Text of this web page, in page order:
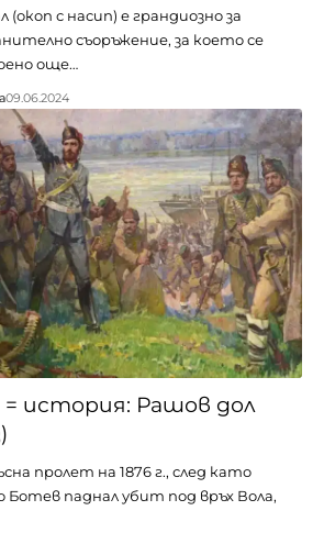
с насип) е грандиозно за
съоръжение, за което се
още…
09.06.2024
= история: Рашов дол
пролет на 1876 г., след като
паднал убит под връх Вола,